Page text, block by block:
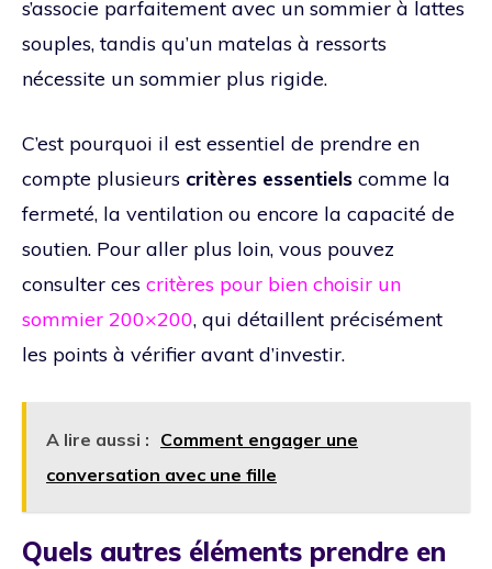
s’associe parfaitement avec un sommier à lattes
souples, tandis qu’un matelas à ressorts
nécessite un sommier plus rigide.
C’est pourquoi il est essentiel de prendre en
compte plusieurs critères essentiels comme la
fermeté, la ventilation ou encore la capacité de
soutien. Pour aller plus loin, vous pouvez
consulter ces critères pour bien choisir un
sommier 200×200, qui détaillent précisément
les points à vérifier avant d’investir.
A lire aussi : Comment engager une
conversation avec une fille
Quels autres éléments prendre en